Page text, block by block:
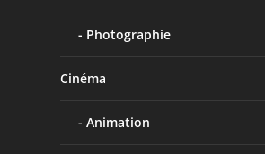
Photographie
Cinéma
Animation